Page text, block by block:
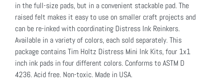
in the full-size pads, but in a convenient stackable pad. The
raised felt makes it easy to use on smaller craft projects and
can be re-inked with coordinating Distress Ink Reinkers.
Available in a variety of colors, each sold separately. This
package contains Tim Holtz Distress Mini Ink Kits, four 1x1
inch ink pads in four different colors. Conforms to ASTM D
4236. Acid free. Non-toxic. Made in USA.